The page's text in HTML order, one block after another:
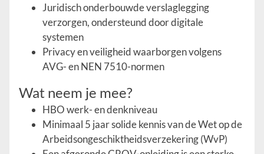
Juridisch onderbouwde verslaglegging
verzorgen, ondersteund door digitale
systemen
Privacy en veiligheid waarborgen volgens
AVG- en NEN 7510-normen
Wat neem je mee?
HBO werk- en denkniveau
Minimaal 5 jaar solide kennis van de Wet op de
Arbeidsongeschiktheidsverzekering (WvP)